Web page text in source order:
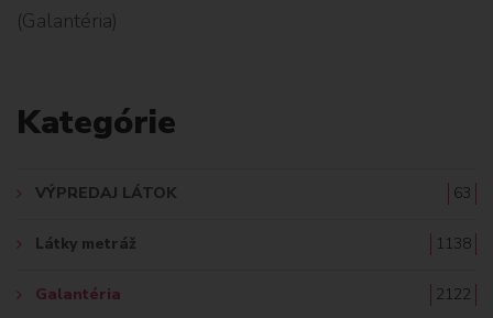
D
(Galantéria)
Kategórie
VÝPREDAJ LÁTOK 63
Látky metráž 1138
Galantéria 2122